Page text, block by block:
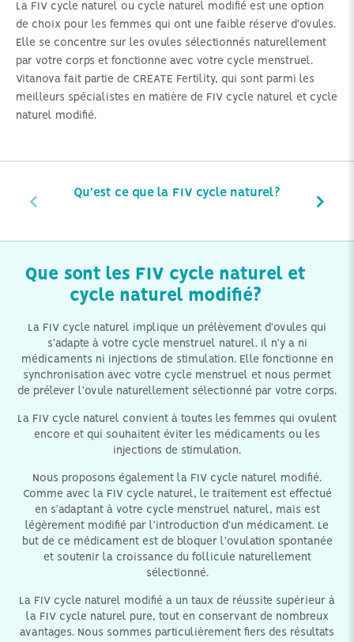
La FIV cycle naturel ou cycle naturel modifié est une option
de choix pour les femmes qui ont une faible réserve d'ovules.
Elle se concentre sur les ovules sélectionnés naturellement
par votre corps et fonctionne avec votre cycle menstruel.
Vitanova fait partie de CREATE Fertility, qui sont parmi les
meilleurs spécialistes en matière de FIV cycle naturel et cycle
naturel modifié.
Qu'est ce que la FIV cycle naturel?
Que sont les FIV cycle naturel et
cycle naturel modifié?
La FIV cycle naturel implique un prélèvement d'ovules qui
s'adapte à votre cycle menstruel naturel. Il n'y a ni
médicaments ni injections de stimulation. Elle fonctionne en
synchronisation avec votre cycle menstruel et nous permet
de prélever l'ovule naturellement sélectionné par votre corps.
La FIV cycle naturel convient à toutes les femmes qui ovulent
encore et qui souhaitent éviter les médicaments ou les
injections de stimulation.
Nous proposons également la FIV cycle naturel modifié.
Comme avec la FIV cycle naturel, le traitement est effectué
en s'adaptant à votre cycle menstruel naturel, mais est
légèrement modifié par l'introduction d'un médicament. Le
but de ce médicament est de bloquer l'ovulation spontanée
et soutenir la croissance du follicule naturellement
sélectionné.
La FIV cycle naturel modifié a un taux de réussite supérieur à
la FIV cycle naturel pure, tout en conservant de nombreux
avantages. Nous sommes particulièrement fiers des résultats